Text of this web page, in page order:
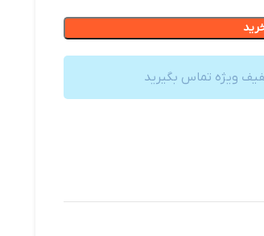
ویژه تماس بگیرید